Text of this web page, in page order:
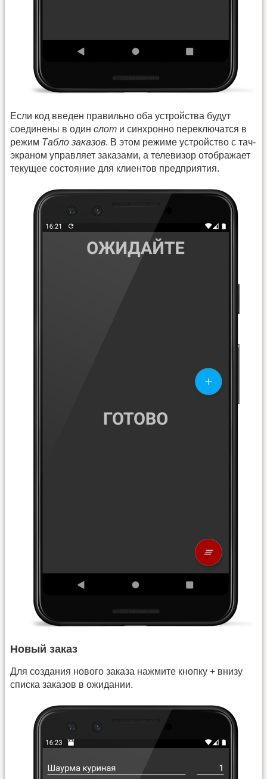
Если код введен правильно оба устройства будут
соединены в один слот и синхронно переключатся в
режим Табло заказов. В этом режиме устройство с тач-
экраном управляет заказами, а телевизор отображает
текущее состояние для клиентов предприятия.
Новый заказ
Для создания нового заказа нажмите кнопку + внизу
списка заказов в ожидании.